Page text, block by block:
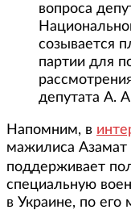
вопроса
созывается
партии для
депутата А.
Напомним, в
мажилиса Азамат
поддерживает
специальную
в Украине, по его